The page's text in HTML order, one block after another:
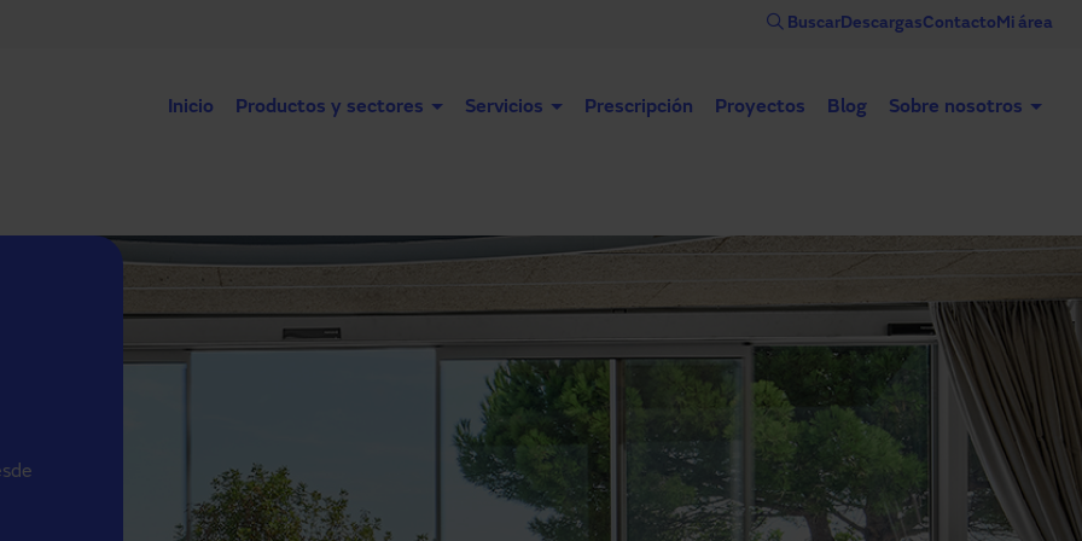
BuscarDescargasContactoMi área
Inicio Productos y sectores Servicios Prescripción Proyectos Blog Sobre nosotros